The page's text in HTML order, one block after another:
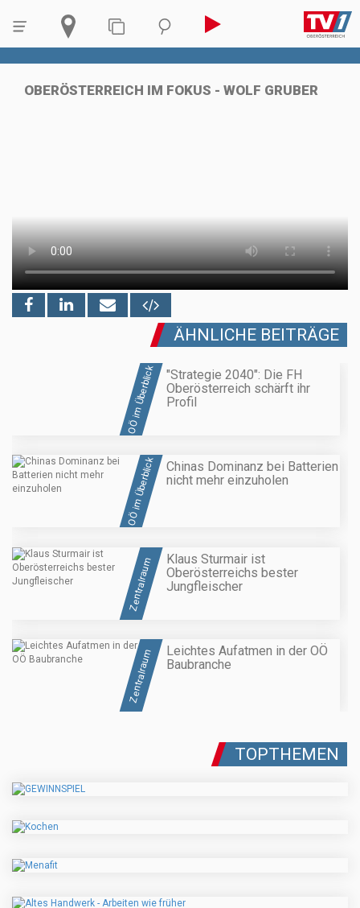
OBERÖSTERREICH IM FOKUS - WOLF GRUBER
ÄHNLICHE BEITRÄGE
OÖ im Überblick
"Strategie 2040": Die FH
Oberösterreich schärft ihr
Profil
OÖ im Überblick
Chinas Dominanz bei Batterien
nicht mehr einzuholen
Zentralraum
Klaus Sturmair ist
Oberösterreichs bester
Jungfleischer
Zentralraum
Leichtes Aufatmen in der OÖ
Baubranche
TOPTHEMEN